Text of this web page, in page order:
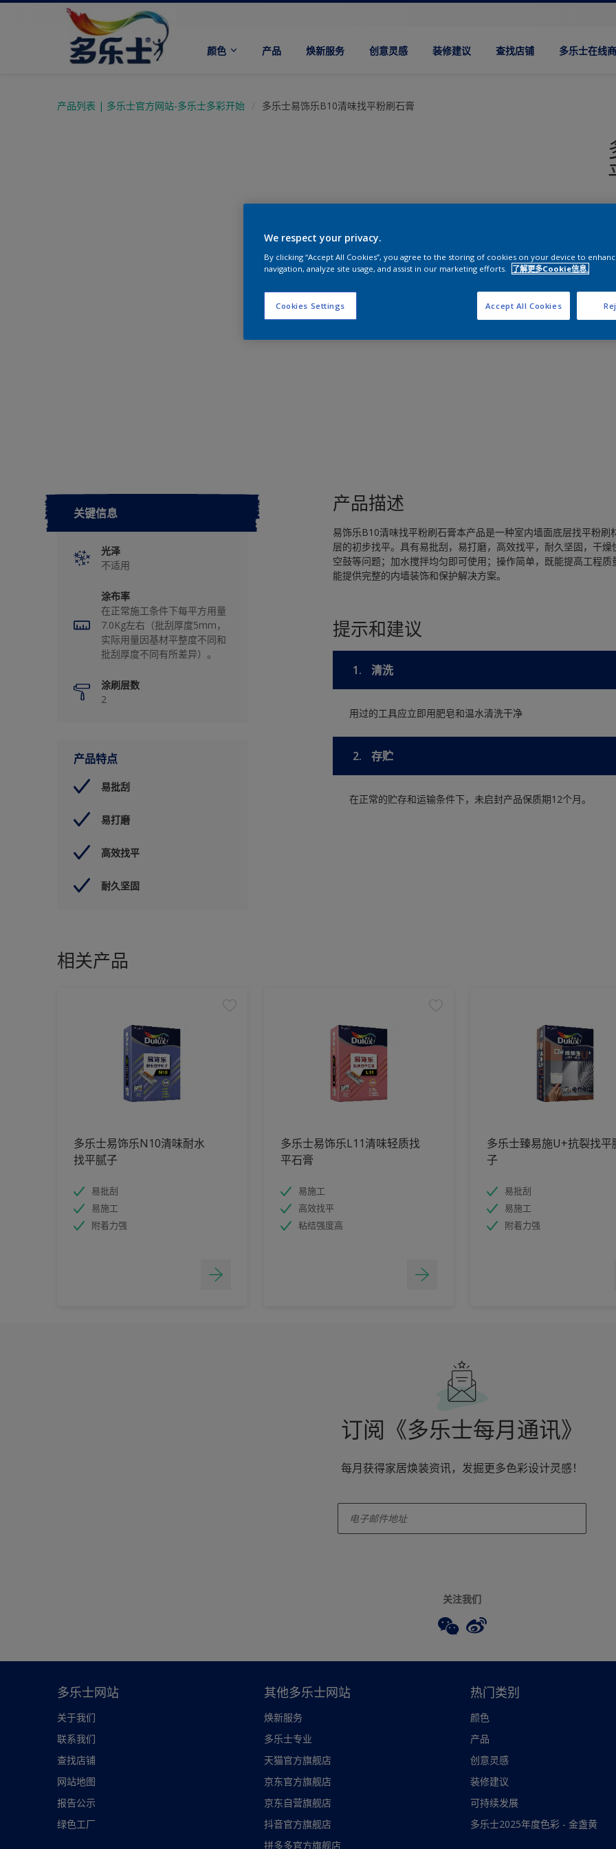
颜色 产品 焕新服务 创意灵感 装修建议 查找店铺 多乐士在线
产品列表 | 多乐士官方网站-多乐士多彩开始 多乐士易饰乐B10清味找平粉刷石膏
关键信息
光泽
不适用
涂布率
在正常施工条件下每平方用量
7.0Kg左右（批刮厚度5mm，
实际用量因基材平整度不同和
批刮厚度不同有所差异）。
涂刷层数
2
产品特点
易批刮
易打磨
高效找平
耐久坚固
产品描述
易饰乐B10清味找平粉刷石膏本产品是一种室内墙面底层找平粉
层的初步找平。具有易批刮，易打磨，高效找平，耐久坚固，干
空鼓等问题；加水搅拌均匀即可使用；操作简单，既能提高工程
能提供完整的内墙装饰和保护解决方案。
提示和建议
1. 清洗
用过的工具应立即用肥皂和温水清洗干净
2. 存贮
在正常的贮存和运输条件下，未启封产品保质期12个月。
相关产品
多乐士易饰乐N10清味耐水
找平腻子
易批刮
易施工
附着力强
多乐士易饰乐L11清味轻质找
平石膏
易施工
高效找平
粘结强度高
多乐士臻易施U+抗裂找平
子
易批刮
易施工
附着力强
订阅《多乐士每月通讯》
每月获得家居焕装资讯，发掘更多色彩设计灵感！
关注我们
多乐士网站
关于我们
联系我们
查找店铺
网站地图
报告公示
绿色工厂
其他多乐士网站
焕新服务
多乐士专业
天猫官方旗舰店
京东官方旗舰店
京东自营旗舰店
抖音官方旗舰店
拼多多官方旗舰店
热门类别
颜色
产品
创意灵感
装修建议
可持续发展
多乐士2025年度色彩 - 金盏黄
We respect your privacy.
By clicking “Accept All Cookies”, you agree to the storing of cookies on your device to
navigation, analyze site usage, and assist in our marketing efforts.
了解更多Cookie信息.
Cookies Settings Accept All Cookies